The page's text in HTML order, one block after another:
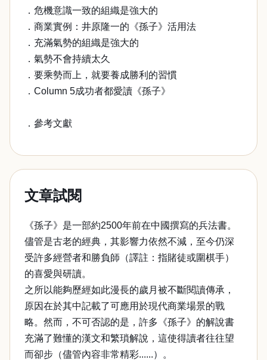
．危機意識一致的組織是強大的
．商業實例：井原隆一的《孫子》活用法
．充滿氣勢的組織是強大的
．氣勢不會持續太久
．要乘勢而上，就要養成勝利的習慣
．Column 5成功者都愛讀《孫子》
．參考文獻
文章試閱
《孫子》是一部約2500年前在中國撰寫的兵法書。
儘管是古老的經典，其影響力依然不減，至今仍深
受許多經營者和勝負師（譯註：指賭徒或圍棋手）
的喜愛與研讀。
之所以能夠歷經如此漫長的歲月被不斷閱讀傳承，
原因在於其中記載了可應用於現代商業場景的戰
略。然而，不可否認的是，許多《孫子》的解說書
充滿了難懂的漢文和繁瑣解說，這使得讀者往往望
而卻步（儘管內容非常精彩......）。